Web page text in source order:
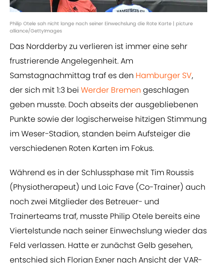
Philip Otele sah nicht lange nach seiner Einwechslung die Rote Karte | picture
alliance/GettyImages
Das Nordderby zu verlieren ist immer eine sehr
frustrierende Angelegenheit. Am
Samstagnachmittag traf es den Hamburger SV,
der sich mit 1:3 bei Werder Bremen geschlagen
geben musste. Doch abseits der ausgebliebenen
Punkte sowie der logischerweise hitzigen Stimmung
im Weser-Stadion, standen beim Aufsteiger die
verschiedenen Roten Karten im Fokus.
Während es in der Schlussphase mit Tim Roussis
(Physiotherapeut) und Loic Fave (Co-Trainer) auch
noch zwei Mitglieder des Betreuer- und
Trainerteams traf, musste Philip Otele bereits eine
Viertelstunde nach seiner Einwechslung wieder das
Feld verlassen. Hatte er zunächst Gelb gesehen,
entschied sich Florian Exner nach Ansicht der VAR-